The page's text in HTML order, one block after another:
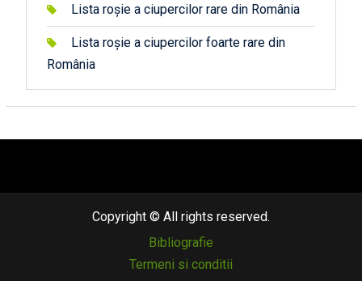
Lista roșie a ciupercilor rare din România
Lista roșie a ciupercilor foarte rare din
România
Copyright © All rights reserved.
Bibliografie
Termeni si conditii